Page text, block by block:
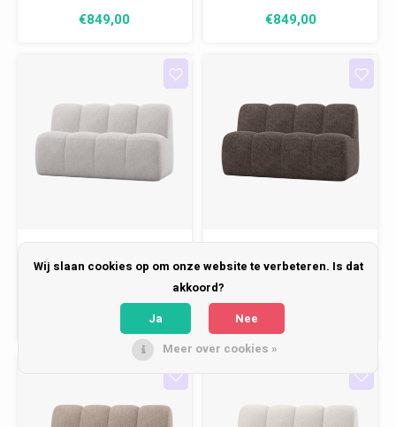
Geel/Bruin Melange
€849,00
Roestbruin
€849,00
Mojo Eetbank (164
Mojo Eetbank (164
Wij slaan cookies op om onze website te verbeteren. Is dat
akkoord?
Ja
Nee
Meer over cookies »